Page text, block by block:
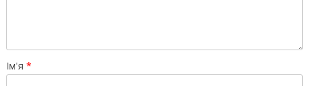
Ім'я *